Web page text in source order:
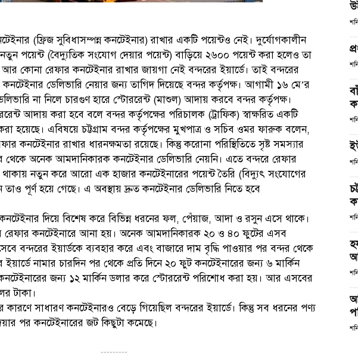
(ফ্রিজ সুবিধাসম্পন্ন কনটেইনার) রাখার একটি পয়েন্টও নেই। দুর্যোগকালীন
পয়েন্ট (বৈদ্যুতিক সংযোগ দেয়ার পয়েন্ট) বাড়িয়ে ২৬০০ পয়েন্ট করা হলেও তা
কোনা রেফার কনটেইনার রাখার জায়গা নেই বন্দরের ইয়ার্ডে। তাই বন্দরের
কনটেইনার ডেলিভারি নেয়ার জন্য তাগিদ দিয়েছে বন্দর কর্তৃপক্ষ। আগামী ১৬ মে’র
না নিলে চারগুণ হারে স্টোররেন্ট (মাশুল) আদায় করবে বন্দর কর্তৃপক্ষ।
আদায় করা হবে বলে বন্দর কর্তৃপক্ষের পরিচালক (ট্রাফিক) স্বাক্ষরিত একটি
হয়েছে। এবিষয়ে চট্টগ্রাম বন্দর কর্তৃপক্ষের মুখপাত্র ও সচিব ওমর ফারুক বলেন,
কনটেইনার রাখার ধারনক্ষমতা রয়েছে। কিন্তু করোনা পরিস্থিতিতে সৃষ্ট সমস্যার
থেকে অনেক আমদানিকারক কনটেইনার ডেলিভারি নেয়নি। এতে বন্দরে রেফার
থাকায় নতুন করে আরো এক হাজার কনটেইনারের পয়েন্ট তৈরি (বিদ্যুৎ সংযোগের
পূর্ণ হয়ে গেছে। এ অবস্থায় দ্রুত কনটেইনার ডেলিভারি নিতে হবে
দিয়ে বিশেষ করে বিভিন্ন ধরনের ফল, পেঁয়াজ, আদা ও রসুন এসে থাকে।
কনটেইনারে আনা হয়। অনেক আমদানিকারক ২০ ও ৪০ ফুটের এসব
বন্দরের ইয়ার্ডকে ব্যবহার করে এবং বাজারে দাম বৃদ্ধি পাওয়ার পর বন্দর থেকে
নামার চারদিন পর থেকে প্রতি দিনে ২০ ফুট কনটেইনারের জন্য ৬ মার্কিন
জন্য ১২ মার্কিন ডলার করে স্টোররেন্ট পরিশোধ করা হয়। আর এসবের
টাকা।
কারণে সাধারণ কনটেইনারও বেড়ে গিয়েছিল বন্দরের ইয়ার্ডে। কিন্তু সব ধরনের পণ্য
পর কনটেইনারের জট কিছুটা কমেছে।
---------